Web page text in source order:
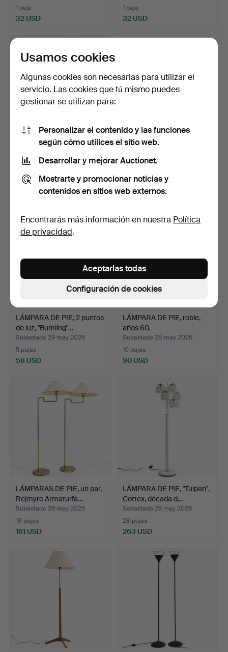
1 puja
32 USD
1 puja
32 USD
BERGBOMS. Lámpara de
pie, modelo G-132, co…
Subastado 2 jun 2026
26 pujas
190 USD
LÁMPARA DE PIE, 3 puntos
de luz, década de…
19 pujas
169 USD
LÁMPARA DE PIE, 2 puntos
de luz, "Bumling"…
Subastado 29 may 2026
5 pujas
58 USD
LÁMPARA DE PIE, roble,
años 60.
Subastado 28 may 2026
10 pujas
90 USD
LÁMPARAS DE PIE, un par,
Rejmyre Armaturfa…
Subastado 26 may 2026
18 pujas
161 USD
LÁMPARA DE PIE, "Tulpan",
Cottex, década d…
Subastado 26 may 2026
28 pujas
263 USD
Usamos cookies
Algunas cookies son necesarias para utilizar el
servicio. Las cookies que tú mismo puedes
gestionar se utilizan para:
Personalizar el contenido y las funciones
según cómo utilices el sitio web.
Desarrollar y mejorar Auctionet.
Mostrarte y promocionar noticias y
contenidos en sitios web externos.
Encontrarás más información en nuestra Política
de privacidad.
Configuración de cookies
Aceptarlas todas